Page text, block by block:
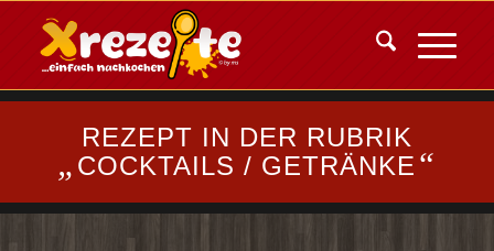
REZEPT IN DER RUBRIK
„ COCKTAILS / GETRÄNKE “